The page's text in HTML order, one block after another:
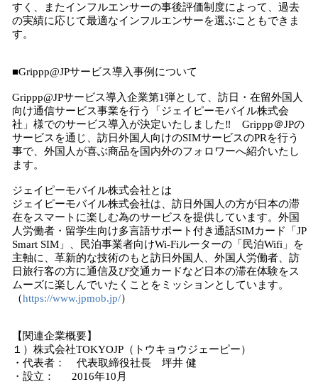
すく、またインフルエンサーの事後評価制度によって、過去
の実績に応じて最適なインフルエンサーを選ぶこともできま
す。
■Grippp@JPサービス導入事例について
Grippp@JPサービス導入企業第1弾として、訪日・在留外国人
向け通信サービス事業を行う「ジェイピーモバイル株式会
社」様でのサービス導入が決定いたしました‼ Grippp＠JPの
サービスを通じ、訪日外国人向けのSIMサービスのPRを行う
事で、外国人が喜ぶ商品を国内外のフォロワーへ紹介いたし
ます。
ジェイピーモバイル株式会社とは
ジェイピーモバイル株式会社は、訪日外国人の方が日本の滞
在をスマートに楽しむ為のサービスを提供しています。外国
人労働者・留学生向け多言語サポート付き通話SIMカード「JP
Smart SIM」、民泊事業者向けWi-Fiルーターの「民泊Wifi」を
主軸に、革新的な技術のもと訪日外国人、外国人労働者、訪
日旅行客の方に通信及び交通カードなど日本の滞在体験をス
ムーズに楽しんでいたくことをミッションとしています。
（https://www.jpmob.jp/）
【関連企業概要】
１）株式会社TOKYOJP（トウキョウジェーピー）
・代表者： 代表取締役社長 坪井 健
・設立： 2016年10月